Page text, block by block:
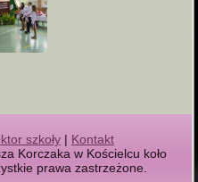
szkoły | Kontakt
Korczaka w Kościelcu koło
prawa zastrzeżone.